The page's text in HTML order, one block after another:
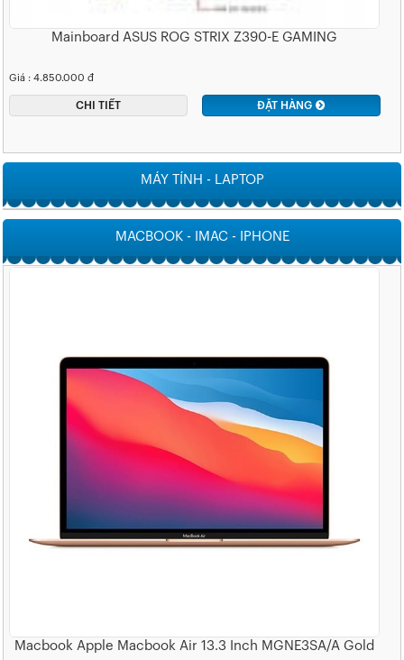
Mainboard ASUS ROG STRIX Z390-E GAMING
Giá : 4.850.000 đ
CHI TIẾT ĐẶT HÀNG
MÁY TÍNH - LAPTOP
MACBOOK - IMAC - IPHONE
Macbook Apple Macbook Air 13.3 Inch MGNE3SA/A Gold